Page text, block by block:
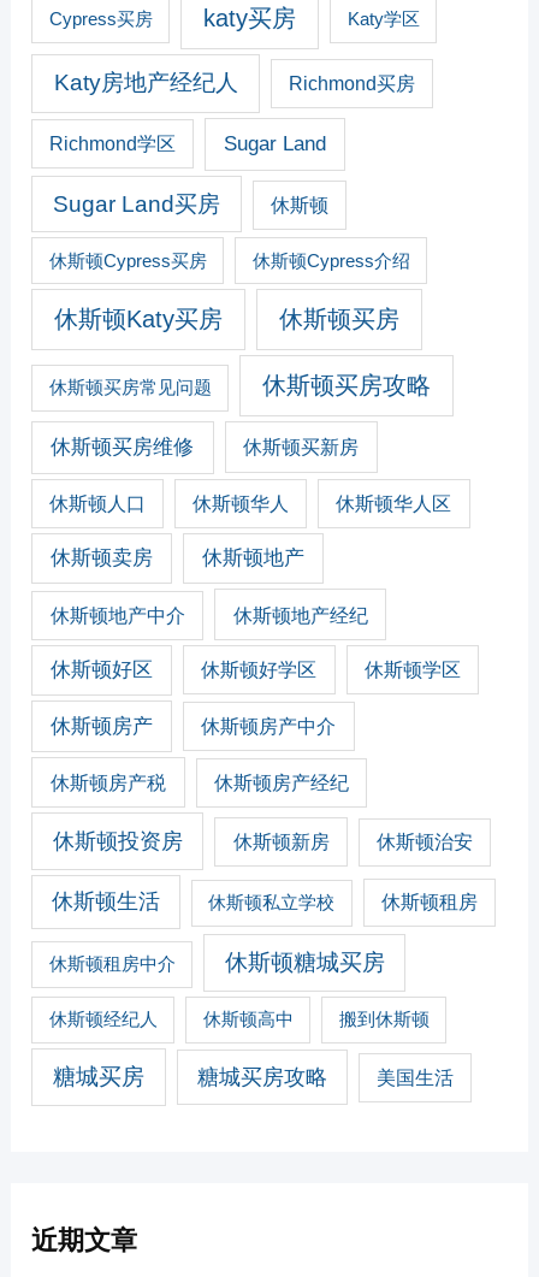
Cypress买房 katy买房 Katy学区
Katy房地产经纪人 Richmond买房
Richmond学区 Sugar Land
Sugar Land买房 休斯顿
休斯顿Cypress买房 休斯顿Cypress介绍
休斯顿Katy买房 休斯顿买房
休斯顿买房常见问题 休斯顿买房攻略
休斯顿买房维修 休斯顿买新房
休斯顿人口 休斯顿华人 休斯顿华人区
休斯顿卖房 休斯顿地产
休斯顿地产中介 休斯顿地产经纪
休斯顿好区 休斯顿好学区 休斯顿学区
休斯顿房产 休斯顿房产中介
休斯顿房产税 休斯顿房产经纪
休斯顿投资房 休斯顿新房 休斯顿治安
休斯顿生活 休斯顿私立学校 休斯顿租房
休斯顿租房中介 休斯顿糖城买房
休斯顿经纪人 休斯顿高中 搬到休斯顿
糖城买房 糖城买房攻略 美国生活
近期文章